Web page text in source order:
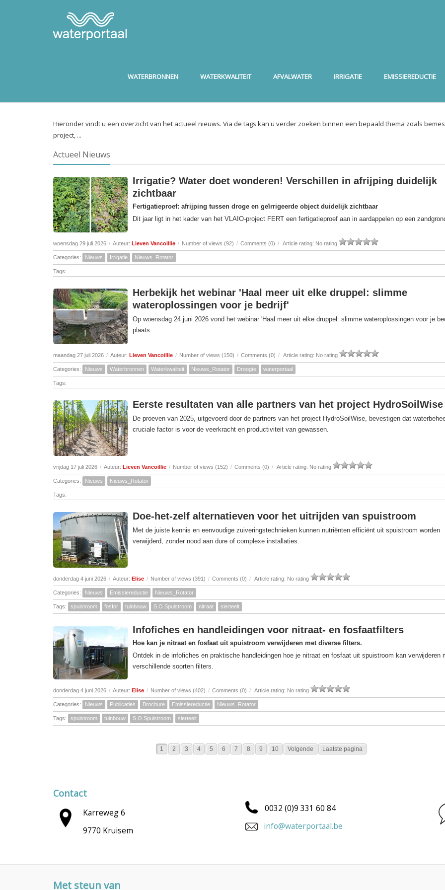
WATERBRONNEN WATERKWALITEIT AFVALWATER IRRIGATIE EMISSIEREDUCTIE
Hieronder vindt u een overzicht van het actueel nieuws. Via de tags kan u verder zoeken binnen een bepaald thema zoals
project, ...
Actueel Nieuws
Irrigatie? Water doet wonderen! Verschillen in afrijping duidelijk
zichtbaar
Fertigatieproef: afrijping tussen droge en geïrrigeerde object duidelijk zichtbaar
Dit jaar ligt in het kader van het VLAIO-project FERT een fertigatieproef aan in aardappelen op een
woensdag 29 juli 2026 / Auteur: Lieven Vancoillie / Number of views (92) / Comments (0) / Article rating: No rating
Categories: Nieuws Irrigatie Nieuws_Rotator
Tags:
Herbekijk het webinar 'Haal meer uit elke druppel: slimme
wateroplossingen voor je bedrijf'
Op woensdag 24 juni 2026 vond het webinar 'Haal meer uit elke druppel: slimme wateroplossingen voor je
plaats.
maandag 27 juli 2026 / Auteur: Lieven Vancoillie / Number of views (150) / Comments (0) / Article rating: No rating
Categories: Nieuws Waterbronnen Waterkwaliteit Nieuws_Rotator Droogte waterportaal
Tags:
Eerste resultaten van alle partners van het project HydroSoilWise
De proeven van 2025, uitgevoerd door de partners van het project HydroSoilWise, bevestigen dat
cruciale factor is voor de veerkracht en productiviteit van gewassen.
vrijdag 17 juli 2026 / Auteur: Lieven Vancoillie / Number of views (152) / Comments (0) / Article rating: No rating
Categories: Nieuws Nieuws_Rotator
Tags:
Doe-het-zelf alternatieven voor het uitrijden van spuistroom
Met de juiste kennis en eenvoudige zuiveringstechnieken kunnen nutriënten efficiënt uit spuistroom worden
verwijderd, zonder nood aan dure of complexe installaties.
donderdag 4 juni 2026 / Auteur: Elise / Number of views (391) / Comments (0) / Article rating: No rating
Categories: Nieuws Emissiereductie Nieuws_Rotator
Tags: spuistroom fosfor tuinbouw S.O.Spuistroom nitraat sierteelt
Infofiches en handleidingen voor nitraat- en fosfaatfilters
Hoe kan je nitraat en fosfaat uit spuistroom verwijderen met diverse filters.
Ontdek in de infofiches en praktische handleidingen hoe je nitraat en fosfaat uit spuistroom kan verwijderen
verschillende soorten filters.
donderdag 4 juni 2026 / Auteur: Elise / Number of views (402) / Comments (0) / Article rating: No rating
Categories: Nieuws Publicaties Brochure Emissiereductie Nieuws_Rotator
Tags: spuistroom tuinbouw S.O.Spuistroom sierteelt
1 2 3 4 5 6 7 8 9 10 Volgende Laatste pagina
Contact
Karreweg 6
9770 Kruisem
0032 (0)9 331 60 84
info@waterportaal.be
Met steun van